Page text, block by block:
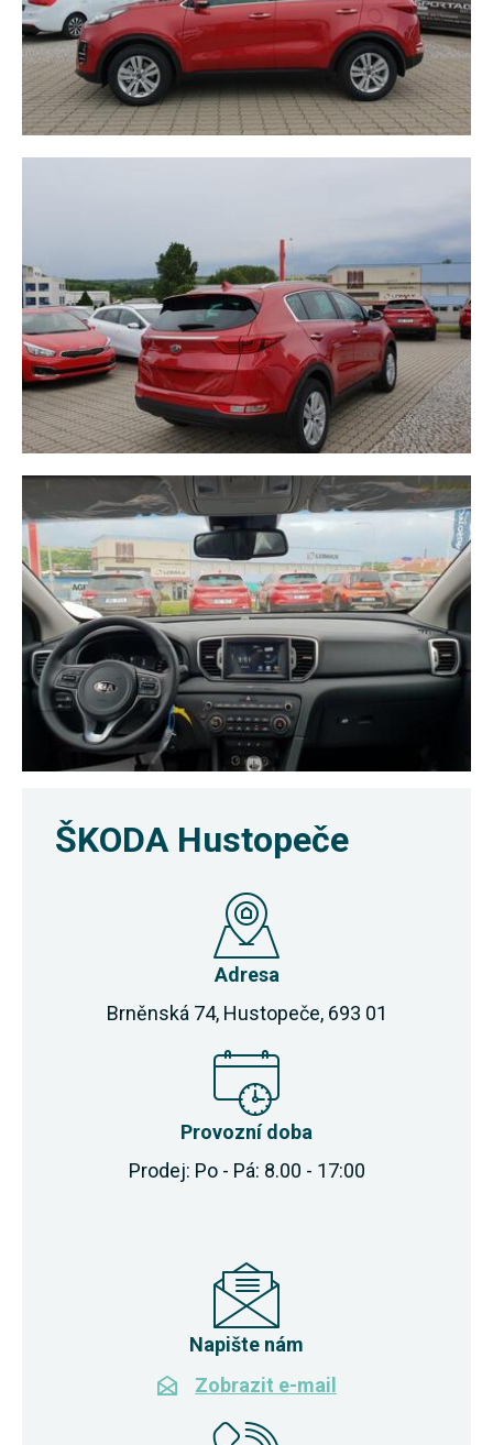
ŠKODA Hustopeče
Adresa
Brněnská 74, Hustopeče, 693 01
Provozní doba
Prodej: Po - Pá: 8.00 - 17:00
Napište nám
Zobrazit e-mail